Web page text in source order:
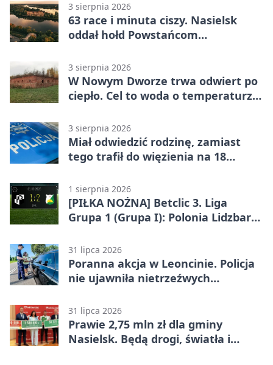
3 sierpnia 2026
63 race i minuta ciszy. Nasielsk
oddał hołd Powstańcom
3 sierpnia 2026
W Nowym Dworze trwa odwiert po
ciepło. Cel to woda o temperaturze
3 sierpnia 2026
Miał odwiedzić rodzinę, zamiast
tego trafił do więzienia na 18
1 sierpnia 2026
[PIŁKA NOŻNA] Betclic 3. Liga
Grupa 1 (Grupa I): Polonia Lidzbark
Mazowiecki 1:2
31 lipca 2026
Poranna akcja w Leoncinie. Policja
nie ujawniła nietrzeźwych
31 lipca 2026
Prawie 2,75 mln zł dla gminy
Nasielsk. Będą drogi, światła i